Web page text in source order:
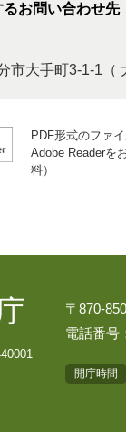
お問い合わせ先
市大手町3-1-1（
PDF形式のファ
Adobe Readerを
料）
〒870-
電話番号
開庁時間